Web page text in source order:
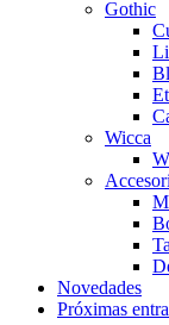
Gothic
Wicca
Novedades
Próximas